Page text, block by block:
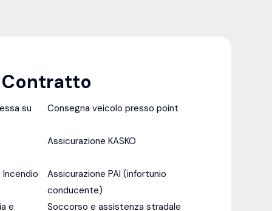
su
Consegna veicolo presso point
Assicurazione KASKO
Assicurazione PAI (infortunio
conducente)
e
Soccorso e assistenza stradale